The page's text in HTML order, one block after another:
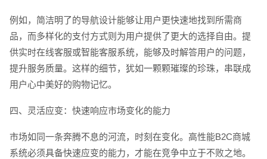
例如，简洁明了的导航设计能够让用户更快速地找到所需商
品，而多样化的支付方式则为用户提供了更大的选择自由。提
供实时在线客服或智能客服系统，能够及时解答用户的问题，
提升服务质量。这样的细节，犹如一颗颗璀璨的珍珠，串联成
用户心中美好的购物记忆。
四、灵活应变：快速响应市场变化的能力
市场如同一条奔腾不息的河流，时刻在变化。高性能B2C商城
系统必须具备快速应变的能力，才能在竞争中立于不败之地。